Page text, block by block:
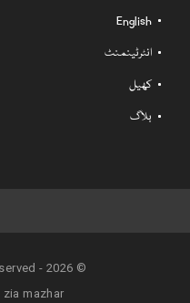
English
انٹرٹینمنٹ
کھیل
بلاگ
© 2026 - VOSA. All Rights Reserved.
zia mazhar